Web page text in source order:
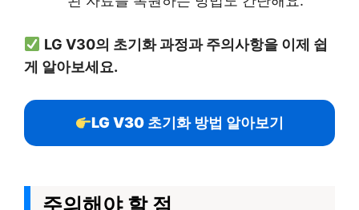
LG V30의 초기화 과정과 주의사항을 이제 쉽
게 알아보세요.
LG V30 초기화 방법 알아보기
주의해야 할 점